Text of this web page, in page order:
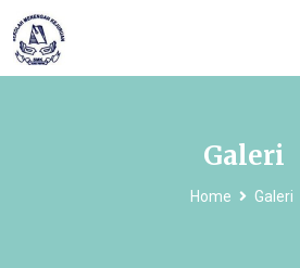
Galeri
Home Galeri